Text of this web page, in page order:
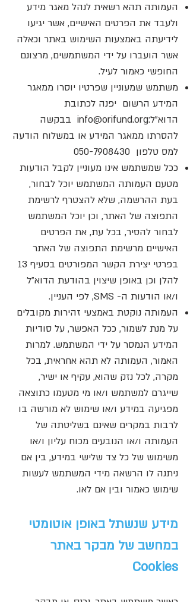
העמותה תהא רשאית לנהל מאגר מידע
ולעבד את הפרטים האישיים, אשר יגיעו
לידיעתה באמצעות השימוש באתר וכאלה
אשר הועברו על ידי המשתמשים, מרצונם
החופשי כאמור לעיל.
משתמש שמעוניין שפרטיו יוסרו ממאגר
המידע הרשום יפנה לכתובת
הדוא"ל:info@orifund.org בבקשה
להסרתו ממאגר המידע או במשלוח הודעה
למס טלפון 050-7908430
ככל שמשתמש אינו מעוניין לקבל הודעות
מטעם העמותה המשתמש יוכל לבחור,
בעת ההרשמה, שלא להצטרף לרשימת
התפוצה של האתר, וכן יוכל המשתמש
לבחור להסיר, בכל עת, את הפרטים
האישיים מרשימת התפוצה של האתר
בפרטי יצירת הקשר המפורטים בסעיף 13
להלן וכן באופן שיצוין בהודעת הדוא"ל
ו/או הודעות ה- SMS, לפי העניין.
העמותה נוקטת באמצעי זהירות מקובלים
על מנת לשמור, ככל האפשר, על סודיות
המידע הנמסר על ידי המשתמש. למרות
האמור, העמותה לא תהא אחראית, בכל
מקרה, לכל נזק שהוא, עקיף או ישיר,
שייגרם למשתמש ו/או מי מטעמו כתוצאה
מפגיעה במידע ו/או שימוש לא מורשה בו
לרבות במקרים שאינם בשליטתה של
העמותה ו/או הנובעים מכוח עליון ו/או
משימוש של כל צד שלישי במידע, בין אם
ניתנה לו הרשאה מידי המשתמש לעשות
שימוש כאמור ובין אם לאו.
מידע שנשתל באופן אוטומטי
במחשב של מבקר באתר
Cookies